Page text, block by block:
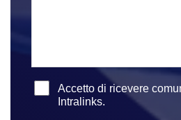
Accetto di ricevere
Intralinks.